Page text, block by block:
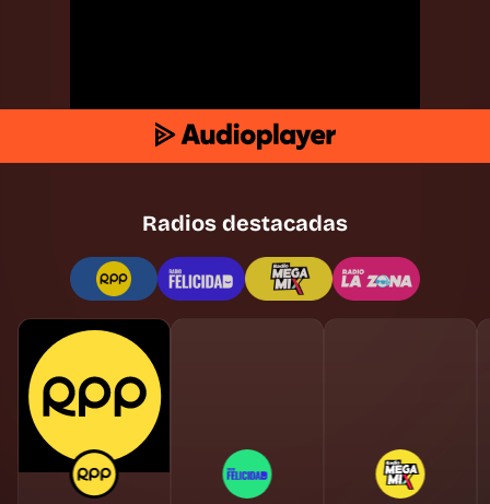
Radios destacadas